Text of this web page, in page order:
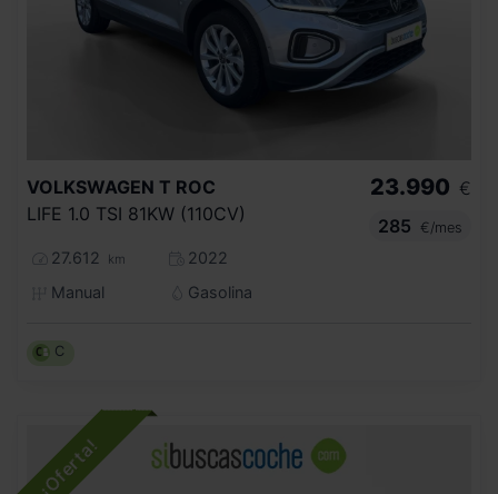
VOLKSWAGEN T ROC
LIFE 1.0 TSI 81KW (110CV)
27.612 km
2022
Manual
Gasolina
23.990 €
285
€/mes
C